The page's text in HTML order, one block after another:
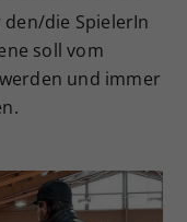
die SpielerIn
soll vom
und immer
Ihre Consent-
eine
für die
Ihrer
falls der